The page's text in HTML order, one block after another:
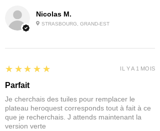
Nicolas M.
STRASBOURG, GRAND-EST
5
★★★★★
Parfait
Je cherchais des tuiles pour remplacer le
plateau heroquest corresponds tout à fait à ce
que je recherchais. J attends maintenant la
version verte
IL Y A 1 MOIS